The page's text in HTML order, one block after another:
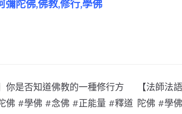
彌陀佛,佛教,修行,學佛
你是否知道佛教的一種修行方
佛 #學佛 #念佛 #正能量 #釋道
【法師法
陀佛 #學